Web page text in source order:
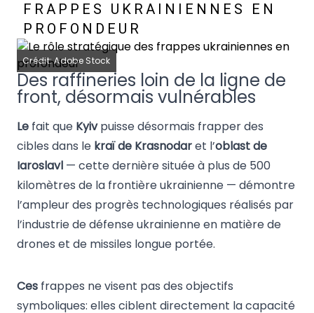
FRAPPES UKRAINIENNES EN
PROFONDEUR
Crédit: Adobe Stock
Des raffineries loin de la ligne de
front, désormais vulnérables
Le fait que Kyivpuisse désormais frapper des
cibles dans le kraï de Krasnodaret l’oblast de
Iaroslavl — cette dernière située à plus de 500
kilomètres de la frontière ukrainienne — démontre
l’ampleur des progrès technologiques réalisés par
l’industrie de défense ukrainienne en matière de
drones et de missiles longue portée.
Ces frappes ne visent pas des objectifs
symboliques: elles ciblent directement la capacité